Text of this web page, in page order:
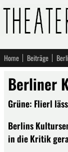
Home Beiträge
Berliner
Grüne: Flierl
Berlins
in die Kritik